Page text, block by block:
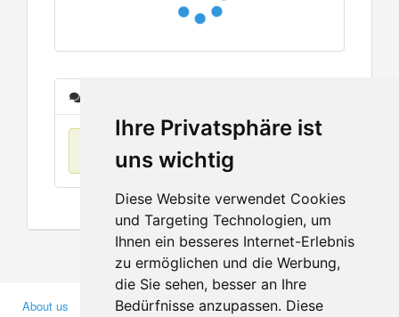
Ihre Privatsphäre ist
uns wichtig
Diese Website verwendet Cookies
und Targeting Technologien, um
Ihnen ein besseres Internet-Erlebnis
zu ermöglichen und die Werbung,
die Sie sehen, besser an Ihre
Bedürfnisse anzupassen. Diese
No items found
About us
Business Partners